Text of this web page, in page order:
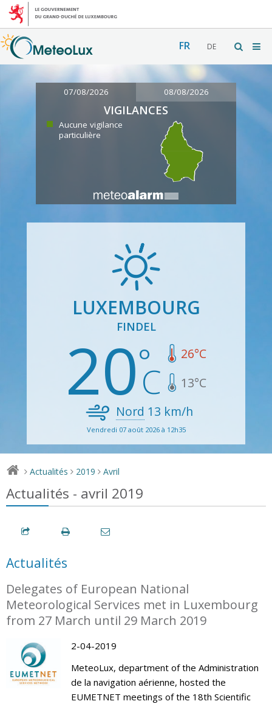
FR DE
07/08/2026 08/08/2026
VIGILANCES
Aucune vigilance
particulière
LUXEMBOURG
FINDEL
20 26°C
13°C
Nord 13 km/h
Vendredi 07 août 2026 à 12h35
> Actualités > 2019 > Avril
Actualités - avril 2019
Actualités
Delegates of European National
Meteorological Services met in Luxembourg
from 27 March until 29 March 2019
2-04-2019
MeteoLux, department of the Administration
de la navigation aérienne, hosted the
EUMETNET meetings of the 18th Scientific